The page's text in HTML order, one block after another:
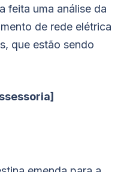
feita uma análise da
de rede elétrica
que estão sendo